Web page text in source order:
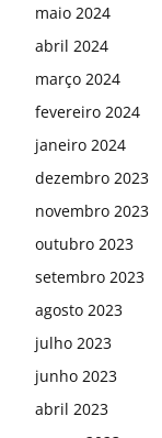
maio 2024
abril 2024
março 2024
fevereiro 2024
janeiro 2024
dezembro 2023
novembro 2023
outubro 2023
setembro 2023
agosto 2023
julho 2023
junho 2023
abril 2023